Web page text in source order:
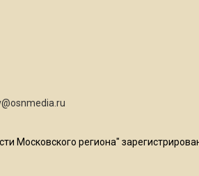
Московского региона"